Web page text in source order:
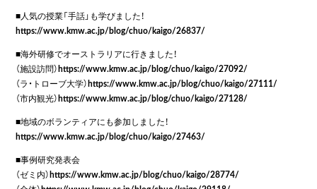
■人気の授業「手話」も学びました！
https://www.kmw.ac.jp/blog/chuo/kaigo/26837/
■海外研修でオーストラリアに行きました！
（施設訪問）https://www.kmw.ac.jp/blog/chuo/kaigo/27092/
（ラ・トローブ大学）https://www.kmw.ac.jp/blog/chuo/kaigo/27111/
（市内観光）https://www.kmw.ac.jp/blog/chuo/kaigo/27128/
■地域のボランティアにも参加しました！
https://www.kmw.ac.jp/blog/chuo/kaigo/27463/
■事例研究発表会
（ゼミ内）https://www.kmw.ac.jp/blog/chuo/kaigo/28774/